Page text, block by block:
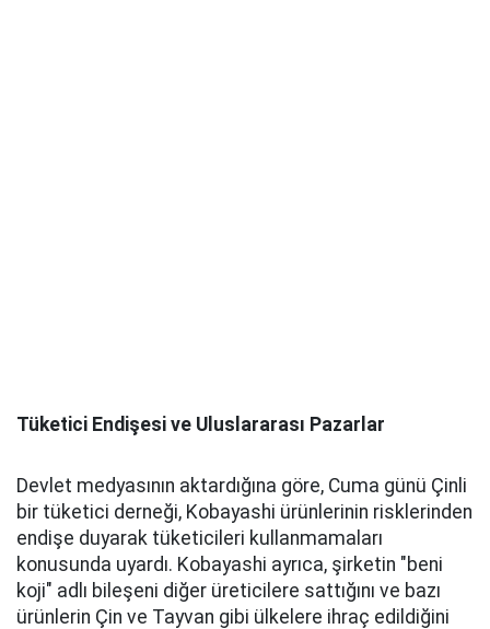
Tüketici Endişesi ve Uluslararası Pazarlar
Devlet medyasının aktardığına göre, Cuma günü Çinli
bir tüketici derneği, Kobayashi ürünlerinin risklerinden
endişe duyarak tüketicileri kullanmamaları
konusunda uyardı. Kobayashi ayrıca, şirketin "beni
koji" adlı bileşeni diğer üreticilere sattığını ve bazı
ürünlerin Çin ve Tayvan gibi ülkelere ihraç edildiğini